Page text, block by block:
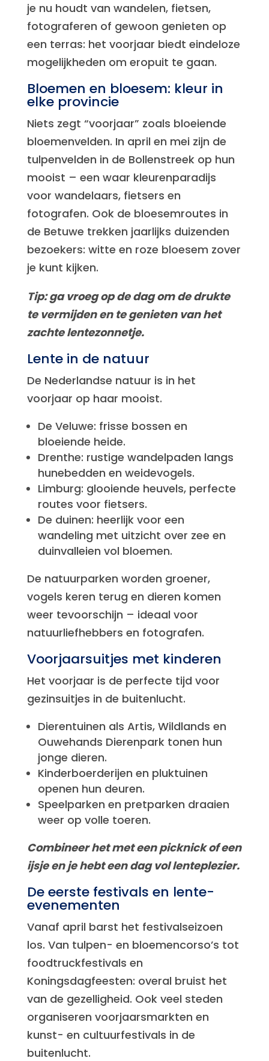
je nu houdt van wandelen, fietsen,
fotograferen of gewoon genieten op
een terras: het voorjaar biedt eindeloze
mogelijkheden om eropuit te gaan.
Bloemen en bloesem: kleur in
elke provincie
Niets zegt “voorjaar” zoals bloeiende
bloemenvelden. In april en mei zijn de
tulpenvelden in de Bollenstreek op hun
mooist – een waar kleurenparadijs
voor wandelaars, fietsers en
fotografen. Ook de bloesemroutes in
de Betuwe trekken jaarlijks duizenden
bezoekers: witte en roze bloesem zover
je kunt kijken.
Tip: ga vroeg op de dag om de drukte
te vermijden en te genieten van het
zachte lentezonnetje.
Lente in de natuur
De Nederlandse natuur is in het
voorjaar op haar mooist.
De Veluwe: frisse bossen en
bloeiende heide.
Drenthe: rustige wandelpaden langs
hunebedden en weidevogels.
Limburg: glooiende heuvels, perfecte
routes voor fietsers.
De duinen: heerlijk voor een
wandeling met uitzicht over zee en
duinvalleien vol bloemen.
De natuurparken worden groener,
vogels keren terug en dieren komen
weer tevoorschijn – ideaal voor
natuurliefhebbers en fotografen.
Voorjaarsuitjes met kinderen
Het voorjaar is de perfecte tijd voor
gezinsuitjes in de buitenlucht.
Dierentuinen als Artis, Wildlands en
Ouwehands Dierenpark tonen hun
jonge dieren.
Kinderboerderijen en pluktuinen
openen hun deuren.
Speelparken en pretparken draaien
weer op volle toeren.
Combineer het met een picknick of een
ijsje en je hebt een dag vol lenteplezier.
De eerste festivals en lente-
evenementen
Vanaf april barst het festivalseizoen
los. Van tulpen- en bloemencorso’s tot
foodtruckfestivals en
Koningsdagfeesten: overal bruist het
van de gezelligheid. Ook veel steden
organiseren voorjaarsmarkten en
kunst- en cultuurfestivals in de
buitenlucht.